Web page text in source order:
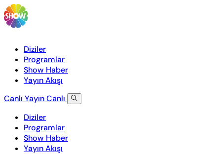
Diziler
Programlar
Show Haber
Yayın Akışı
Canlı YayınCanlı
Diziler
Programlar
Show Haber
Yayın Akışı